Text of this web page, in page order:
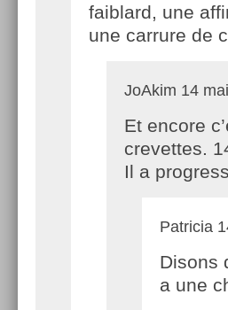
faiblard, une
une carrure de
JoAkim 14
Et encore
crevettes.
Il a
Patricia
Disons
a une